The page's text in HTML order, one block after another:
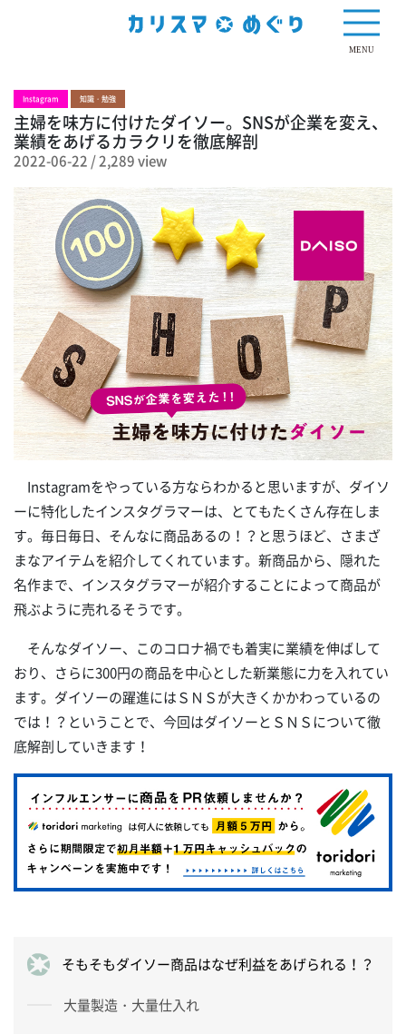
MENU
Instagram 知識・勉強
主婦を味方に付けたダイソー。SNSが企業を変え、
業績をあげるカラクリを徹底解剖
2022-06-22 /2,289 view
Instagramをやっている方ならわかると思いますが、ダイソ
ーに特化したインスタグラマーは、とてもたくさん存在しま
す。毎日毎日、そんなに商品あるの！？と思うほど、さまざ
まなアイテムを紹介してくれています。新商品から、隠れた
名作まで、インスタグラマーが紹介することによって商品が
飛ぶように売れるそうです。
そんなダイソー、このコロナ禍でも着実に業績を伸ばして
おり、さらに300円の商品を中心とした新業態に力を入れてい
ます。ダイソーの躍進にはＳＮＳが大きくかかわっているの
では！？ということで、今回はダイソーとＳＮＳについて徹
底解剖していきます！
そもそもダイソー商品はなぜ利益をあげられる！？
大量製造・大量仕入れ